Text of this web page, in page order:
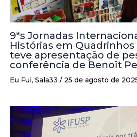
9ªs Jornadas
Histórias em
teve apresentação de
conferência de Benoît
Eu Fui, Sala33 / 25 de agosto de